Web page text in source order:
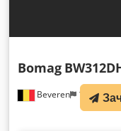
Beveren 1.708 km
Bomag